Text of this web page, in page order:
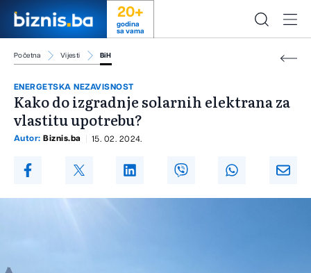
20+
godina
sa vama
Početna Vijesti BiH
ENERGETSKA NEZAVISNOST
Kako do izgradnje solarnih elektrana za
vlastitu upotrebu?
Autor: Biznis.ba 15. 02. 2024.